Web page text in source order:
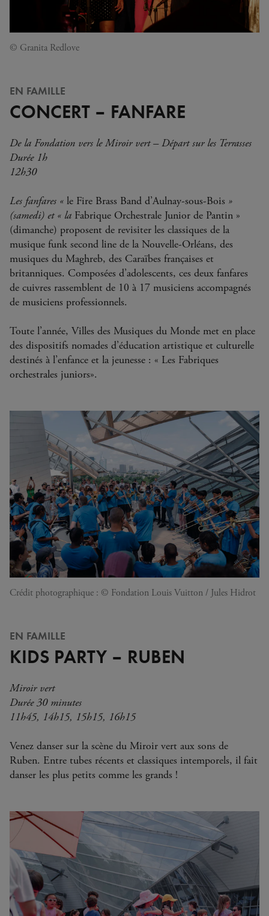
© Granita Redlove
EN FAMILLE
CONCERT – FANFARE
De la Fondation vers le Miroir vert – Départ sur les Terrasses
Durée 1h
12h30
Les fanfares « le Fire Brass Band d’Aulnay-sous-Bois »
(samedi) et « la Fabrique Orchestrale Junior de Pantin »
(dimanche) proposent de revisiter les classiques de la
musique funk second line de la Nouvelle-Orléans, des
musiques du Maghreb, des Caraïbes françaises et
britanniques. Composées d’adolescents, ces deux fanfares
de cuivres rassemblent de 10 à 17 musiciens accompagnés
de musiciens professionnels.
Toute l’année, Villes des Musiques du Monde met en place
des dispositifs nomades d’éducation artistique et culturelle
destinés à l’enfance et la jeunesse : « Les Fabriques
orchestrales juniors».
Crédit photographique : © Fondation Louis Vuitton / Jules Hidrot
EN FAMILLE
KIDS PARTY – RUBEN
Miroir vert
Durée 30 minutes
11h45, 14h15, 15h15, 16h15
Venez danser sur la scène du Miroir vert aux sons de
Ruben. Entre tubes récents et classiques intemporels, il fait
danser les plus petits comme les grands !